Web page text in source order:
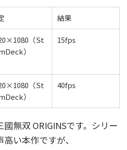
結果
（St
）
15fps
（St
）
40fps
無双 ORIGINSです。シリー
い本作ですが、